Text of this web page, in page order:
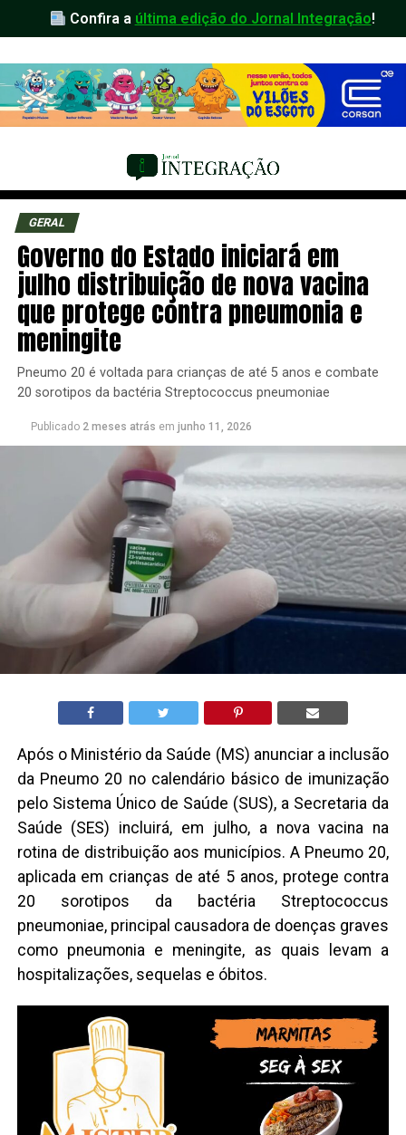
Confira a última edição do Jornal Integração!
GERAL
Governo do Estado iniciará em
julho distribuição de nova vacina
que protege contra pneumonia e
meningite
Pneumo 20 é voltada para crianças de até 5 anos e combate
20 sorotipos da bactéria Streptococcus pneumoniae
Publicado 2 meses atrás em junho 11, 2026
Após o Ministério da Saúde (MS) anunciar a inclusão
da Pneumo 20 no calendário básico de imunização
pelo Sistema Único de Saúde (SUS), a Secretaria da
Saúde (SES) incluirá, em julho, a nova vacina na
rotina de distribuição aos municípios. A Pneumo 20,
aplicada em crianças de até 5 anos, protege contra
20 sorotipos da bactéria Streptococcus
pneumoniae, principal causadora de doenças graves
como pneumonia e meningite, as quais levam a
hospitalizações, sequelas e óbitos.